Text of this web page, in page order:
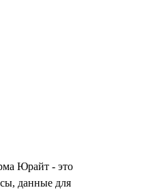
Юрайт - это
данные для